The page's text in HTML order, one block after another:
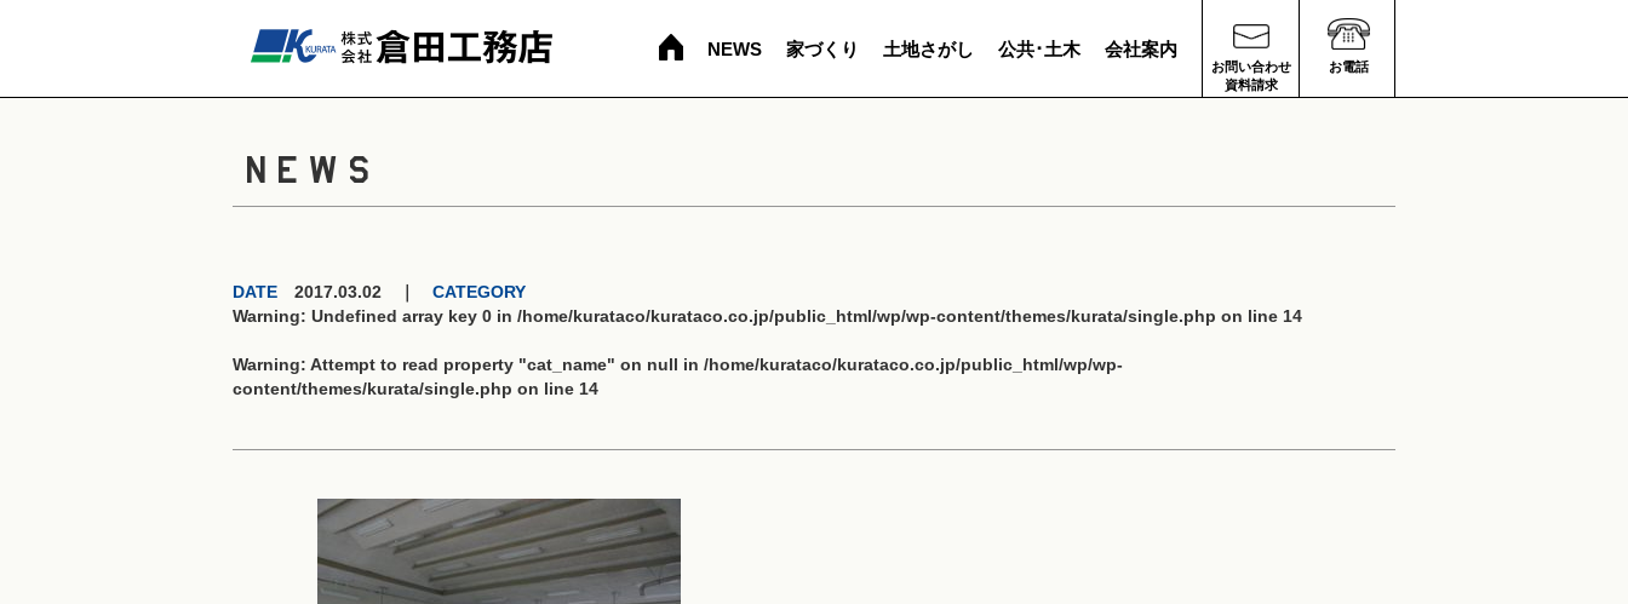
NEWS 家づくり 土地さがし 公共･土木 会社案内
お問い合わせ
資料請求
お電話
NEWS
DATE 2017.03.02 ｜ CATEGORY
Warning: Undefined array key 0 in /home/kurataco/kurataco.co.jp/public_html/wp/wp-content/themes/kurata/single.php on line 14
Warning: Attempt to read property "cat_name" on null in /home/kurataco/kurataco.co.jp/public_html/wp/wp-
content/themes/kurata/single.php on line 14